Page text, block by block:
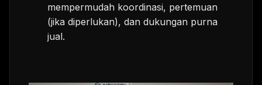
mempermudah koordinasi, pertemuan
(jika diperlukan), dan dukungan purna
jual.